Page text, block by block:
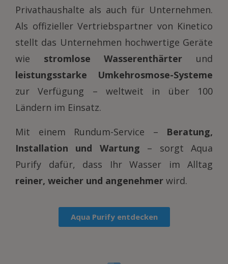
Privathaushalte als auch für Unternehmen.
Als offizieller Vertriebspartner von Kinetico
stellt das Unternehmen hochwertige Geräte
wie stromlose Wasserenthärter und
leistungsstarke Umkehrosmose-Systeme
zur Verfügung – weltweit in über 100
Ländern im Einsatz.
Mit einem Rundum-Service – Beratung,
Installation und Wartung – sorgt Aqua
Purify dafür, dass Ihr Wasser im Alltag
reiner, weicher und angenehmer wird.
Aqua Purify entdecken